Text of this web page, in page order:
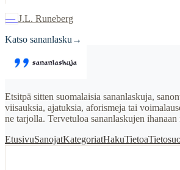
— J.L. Runeberg
Katso sananlasku →
Etsitpä sitten suomalaisia sananlaskuja,
viisauksia, ajatuksia, aforismeja tai
ne tarjolla. Tervetuloa sananlaskujen ihanaan
EtusivuSanojatKategoriatHakuTietoa